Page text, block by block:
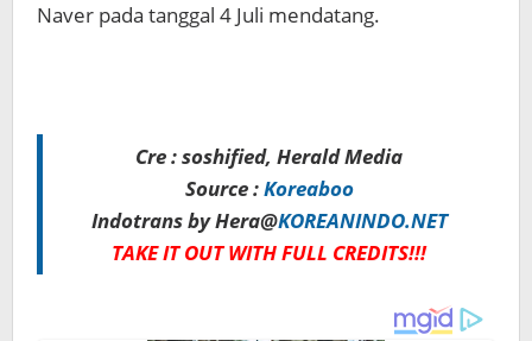
Naver pada tanggal 4 Juli mendatang.
Cre : soshified, Herald Media
Source :Koreaboo
Indotrans by Hera@KOREANINDO.NET
TAKE IT OUT WITH FULL CREDITS!!!